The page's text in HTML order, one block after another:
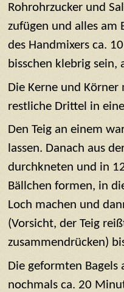
Rohrohrzucker und
zufügen und alles am
des Handmixers ca.
bisschen klebrig sein,
Die Kerne und
restliche Drittel in
Den Teig an einem
lassen. Danach aus
durchkneten und in
Bällchen formen, in
Loch machen und
(Vorsicht, der Teig
zusammendrücken)
Die geformten
nochmals ca. 20